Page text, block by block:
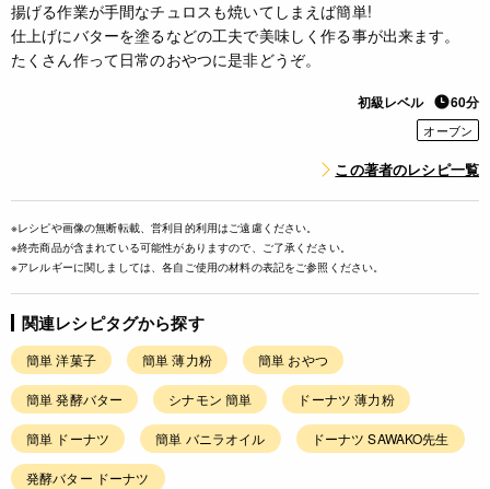
揚げる作業が手間なチュロスも焼いてしまえば簡単!
仕上げにバターを塗るなどの工夫で美味しく作る事が出来ます。
たくさん作って日常のおやつに是非どうぞ。
初級レベル 60分
オーブン
この著者のレシピ一覧
※レシピや画像の無断転載、営利目的利用はご遠慮ください。
※終売商品が含まれている可能性がありますので、ご了承ください。
※アレルギーに関しましては、各自ご使用の材料の表記をご参照ください。
関連レシピタグから探す
簡単 洋菓子 簡単 薄力粉 簡単 おやつ
簡単 発酵バター シナモン 簡単 ドーナツ 薄力粉
簡単 ドーナツ 簡単 バニラオイル ドーナツ SAWAKO先生
発酵バター ドーナツ